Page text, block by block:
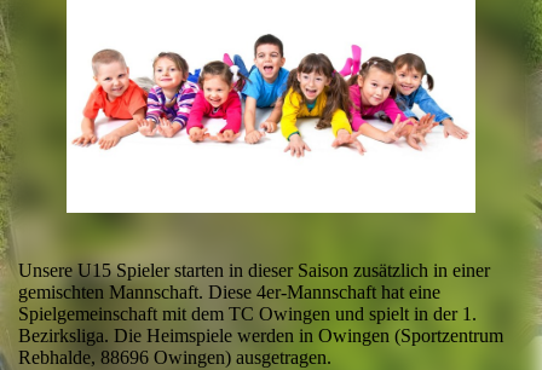
Unsere U15 Spieler starten in dieser Saison zusätzlich in einer
gemischten Mannschaft. Diese 4er-Mannschaft hat eine
Spielgemeinschaft mit dem TC Owingen und spielt in der 1.
Bezirksliga. Die Heimspiele werden in Owingen (Sportzentrum
Rebhalde, 88696 Owingen) ausgetragen.